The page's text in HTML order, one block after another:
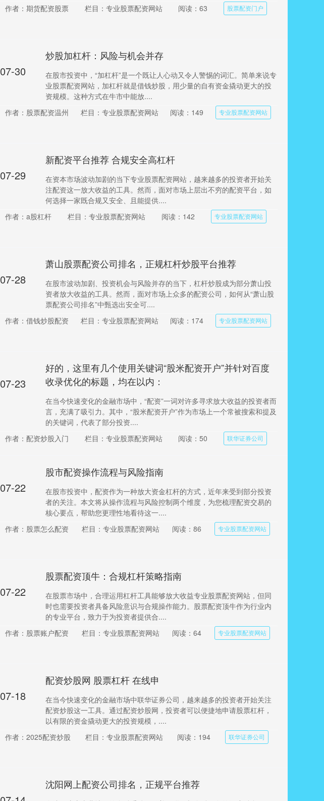
作者：期货配资股票
栏目：专业股票配资网站 阅读：63 股票配资门户
07-30
炒股加杠杆：风险与机会并存
在股市投资中，“加杠杆”是一个既让人心动又令人警惕的词汇。简单来说专
业股票配资网站，加杠杆就是借钱炒股，用少量的自有资金撬动更大的投
资规模。这种方式在牛市中能放....
作者：股票配资温州
栏目：专业股票配资网站 阅读：149 专业股票配资网站
07-29
新配资平台推荐 合规安全高杠杆
在资本市场波动加剧的当下专业股票配资网站，越来越多的投资者开始关
注配资这一放大收益的工具。然而，面对市场上层出不穷的配资平台，如
何选择一家既合规又安全、且能提供....
作者：a股杠杆
栏目：专业股票配资网站 阅读：142 专业股票配资网站
07-28
萧山股票配资公司排名，正规杠杆炒股平台推荐
在股市波动加剧、投资机会与风险并存的当下，杠杆炒股成为部分萧山投
资者放大收益的工具。然而，面对市场上众多的配资公司，如何从“萧山股
票配资公司排名”中甄选出安全可....
作者：借钱炒股配资
栏目：专业股票配资网站 阅读：174 专业股票配资网站
07-23
好的，这里有几个使用关键词“股米配资开户”并针对百度
收录优化的标题，均在以内：
在当今快速变化的金融市场中，“配资”一词对许多寻求放大收益的投资者而
言，充满了吸引力。其中，“股米配资开户”作为市场上一个常被搜索和提及
的关键词，代表了部分投资....
作者：配资炒股入门
栏目：专业股票配资网站 阅读：50 联华证券公司
07-22
股市配资操作流程与风险指南
在股市投资中，配资作为一种放大资金杠杆的方式，近年来受到部分投资
者的关注。本文将从操作流程与风险控制两个维度，为您梳理配资交易的
核心要点，帮助您更理性地看待这一....
作者：股票怎么配资
栏目：专业股票配资网站 阅读：86 专业股票配资网站
07-22
股票配资顶牛：合规杠杆策略指南
在股票市场中，合理运用杠杆工具能够放大收益专业股票配资网站，但同
时也需要投资者具备风险意识与合规操作能力。股票配资顶牛作为行业内
的专业平台，致力于为投资者提供合....
作者：股票账户配资
栏目：专业股票配资网站 阅读：64 专业股票配资网站
07-18
配资炒股网 股票杠杆 在线申
在当今快速变化的金融市场中联华证券公司，越来越多的投资者开始关注
配资炒股这一工具。通过配资炒股网，投资者可以便捷地申请股票杠杆，
以有限的资金撬动更大的投资规模，....
作者：2025配资炒股
栏目：专业股票配资网站 阅读：194 联华证券公司
沈阳网上配资公司排名，正规平台推荐